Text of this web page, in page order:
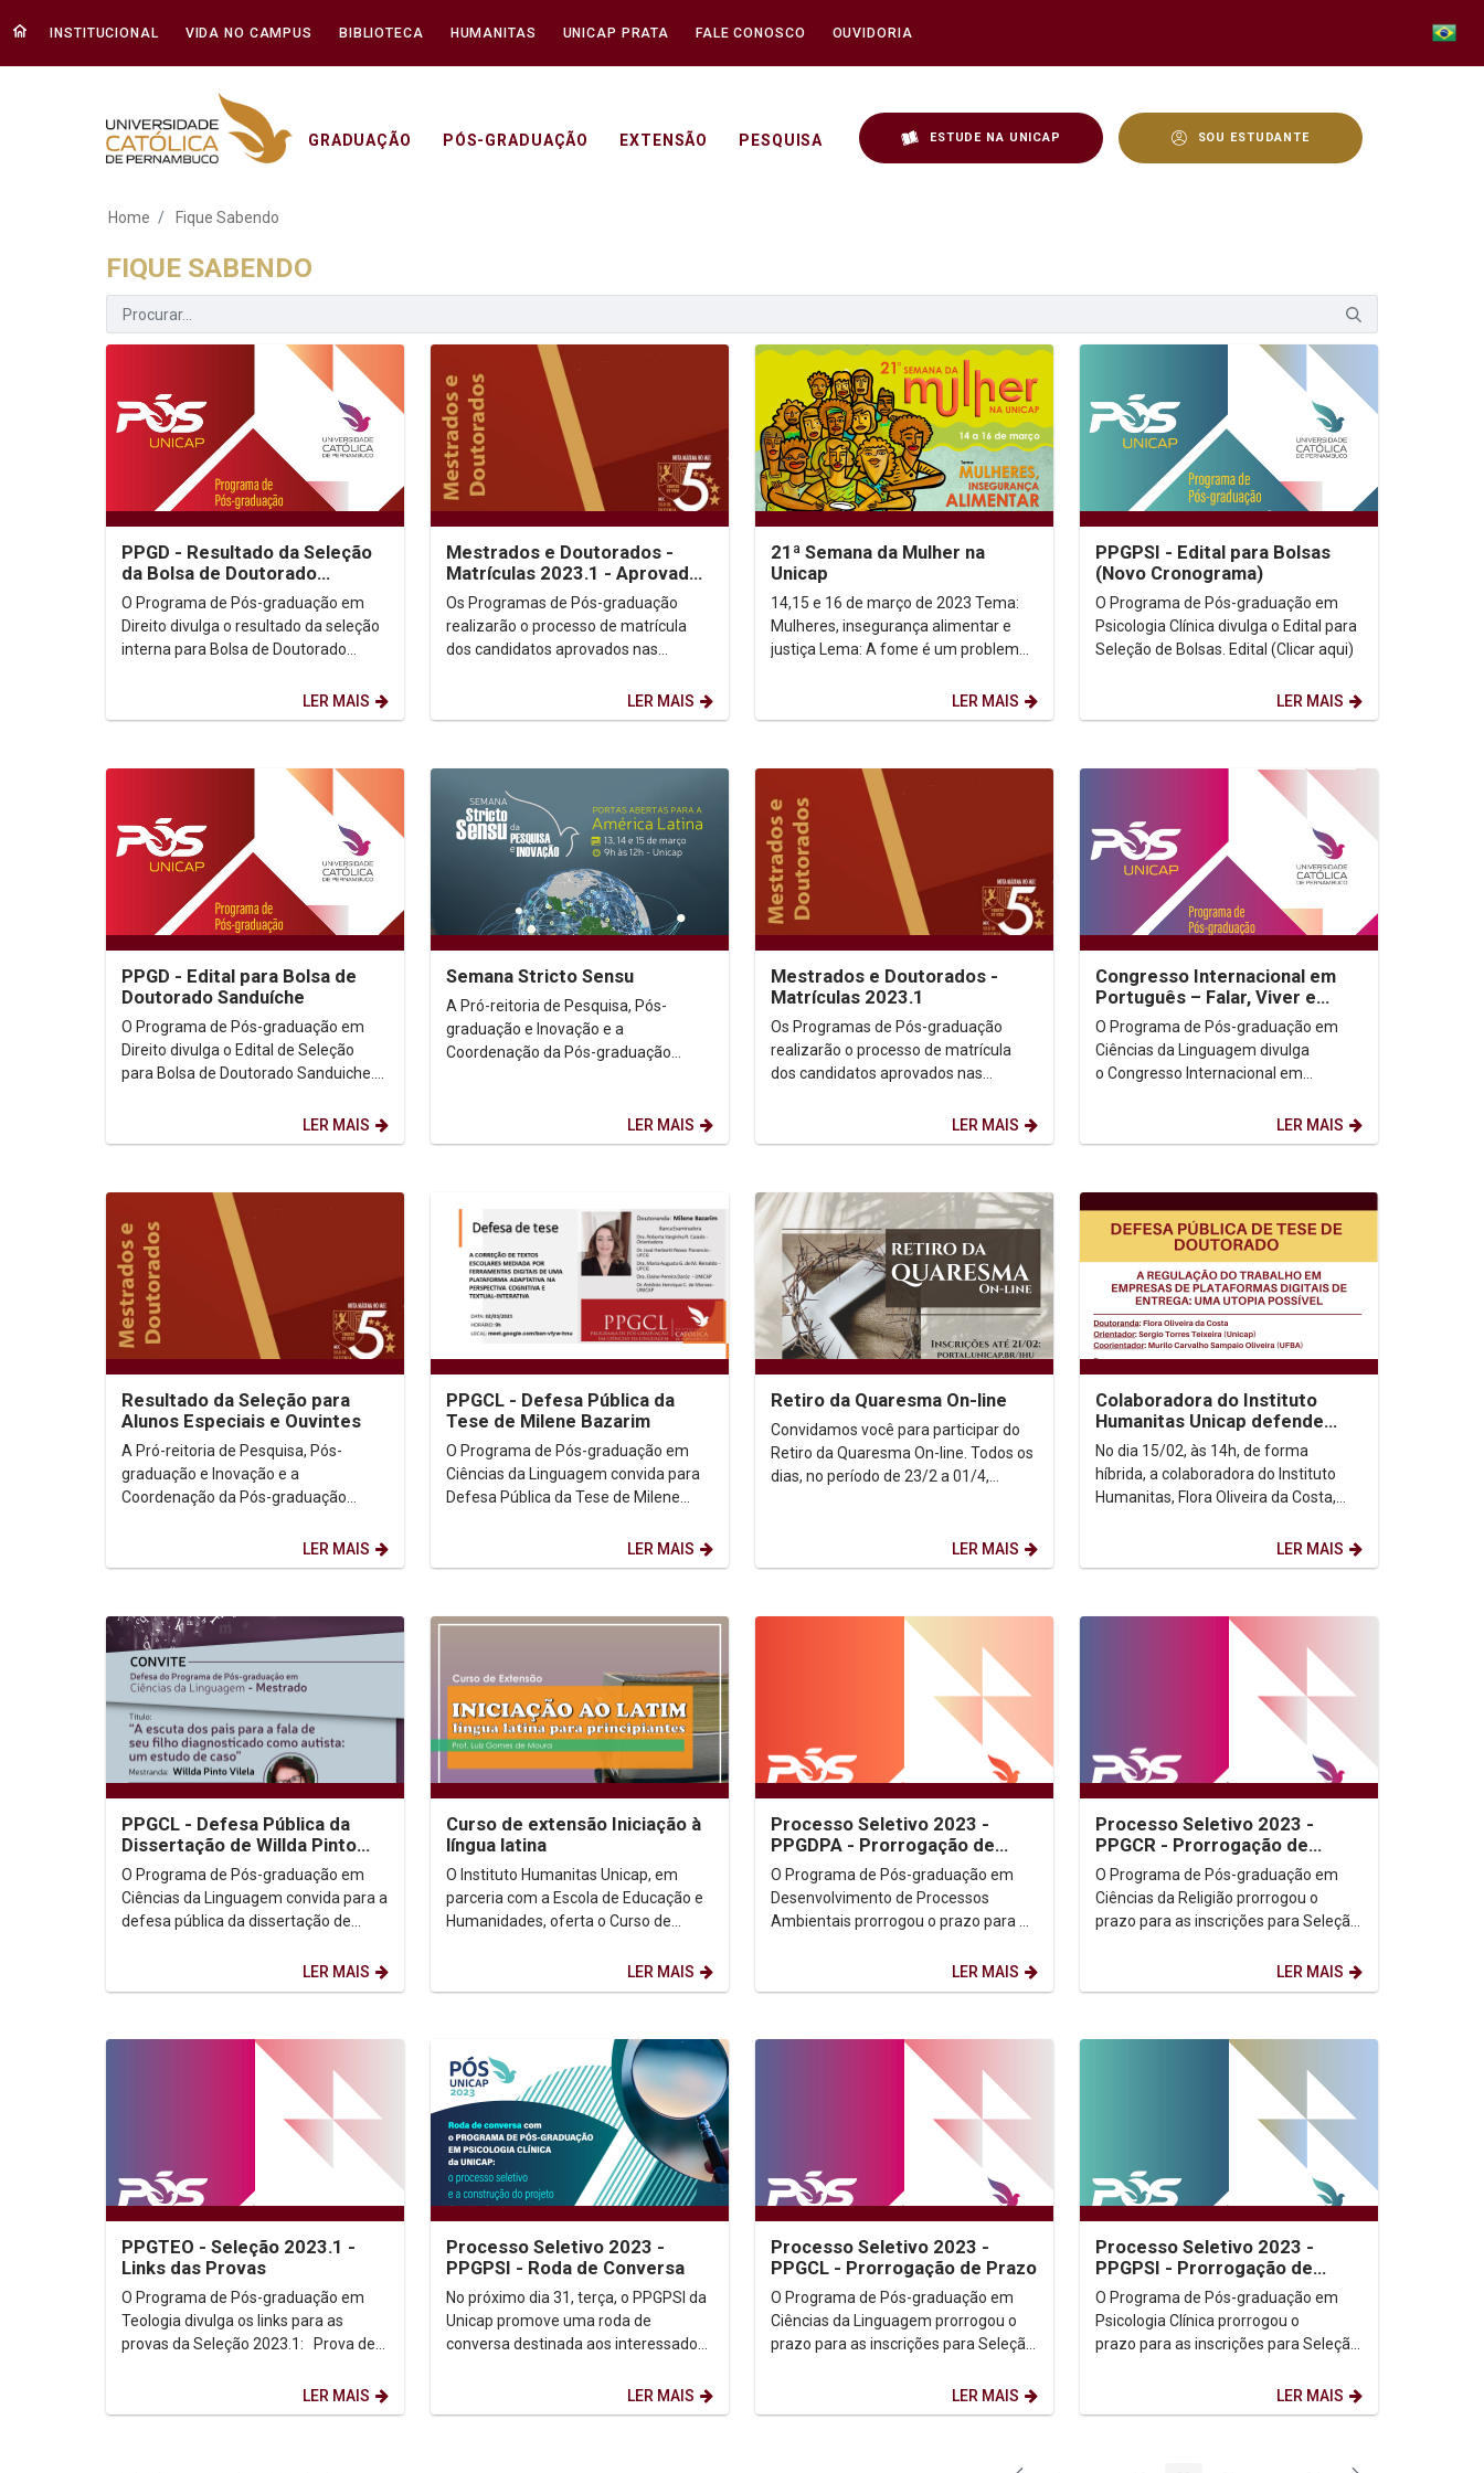
INSTITUCIONAL VIDA NO CAMPUS BIBLIOTECA HUMANITAS UNICAP PRATA FALE CONOSCO OUVIDORIA
GRADUAÇÃO PÓS-GRADUAÇÃO EXTENSÃO PESQUISA ESTUDE NA UNICAP SOU ESTUDANTE
Fique Sabendo - Unicap
Home Fique Sabendo
FIQUE SABENDO
PPGD - Resultado da Seleção
da Bolsa de Doutorado
Sanduíche
O Programa de Pós-graduação em
Direito divulga o resultado da seleção
interna para Bolsa de Doutorado
LER MAIS
Mestrados e Doutorados -
Matrículas 2023.1 - Aprovados
em 2023.1
Os Programas de Pós-graduação
realizarão o processo de matrícula
dos candidatos aprovados nas
LER MAIS
21ª Semana da Mulher na
Unicap
14,15 e 16 de março de 2023 Tema:
Mulheres, insegurança alimentar e
justiça Lema: A fome é um problema
LER MAIS
PPGPSI - Edital para Bolsas
(Novo Cronograma)
O Programa de Pós-graduação em
Psicologia Clínica divulga o Edital para
Seleção de Bolsas. Edital (Clicar aqui)
LER MAIS
PPGD - Edital para Bolsa de
Doutorado Sanduíche
O Programa de Pós-graduação em
Direito divulga o Edital de Seleção
para Bolsa de Doutorado Sanduiche.
LER MAIS
Semana Stricto Sensu
A Pró-reitoria de Pesquisa, Pós-
graduação e Inovação e a
Coordenação da Pós-graduação
LER MAIS
Mestrados e Doutorados -
Matrículas 2023.1
Os Programas de Pós-graduação
realizarão o processo de matrícula
dos candidatos aprovados nas
LER MAIS
Congresso Internacional em
Português – Falar, Viver e
Pensar no Século XXI
O Programa de Pós-graduação em
Ciências da Linguagem divulga
o Congresso Internacional em
Século XXI. Informações:...LER MAIS
Resultado da Seleção para
Alunos Especiais e Ouvintes
A Pró-reitoria de Pesquisa, Pós-
graduação e Inovação e a
Coordenação da Pós-graduação
realizadas para seleção para Aluno...
LER MAIS
PPGCL - Defesa Pública da
Tese de Milene Bazarim
O Programa de Pós-graduação em
Ciências da Linguagem convida para
Defesa Pública da Tese de Milene
LER MAIS
Retiro da Quaresma On-line
Convidamos você para participar do
Retiro da Quaresma On-line. Todos os
dias, no período de 23/2 a 01/4,
LER MAIS
Colaboradora do Instituto
Humanitas Unicap defende
tese de doutorado em direito
No dia 15/02, às 14h, de forma
híbrida, a colaboradora do Instituto
Humanitas, Flora Oliveira da Costa,
LER MAIS
PPGCL - Defesa Pública da
Dissertação de Willda Pinto
Vilela
O Programa de Pós-graduação em
Ciências da Linguagem convida para a
defesa pública da dissertação de
LER MAIS
Curso de extensão Iniciação à
língua latina
O Instituto Humanitas Unicap, em
parceria com a Escola de Educação e
Humanidades, oferta o Curso de
LER MAIS
Processo Seletivo 2023 -
PPGDPA - Prorrogação de
Prazo - Novas Bolsas da
CAPES
O Programa de Pós-graduação em
Desenvolvimento de Processos
Ambientais prorrogou o prazo para as
LER MAIS
Processo Seletivo 2023 -
PPGCR - Prorrogação de
Prazo
O Programa de Pós-graduação em
Ciências da Religião prorrogou o
prazo para as inscrições para Seleção
LER MAIS
PPGTEO - Seleção 2023.1 -
Links das Provas
O Programa de Pós-graduação em
Teologia divulga os links para as
provas da Seleção 2023.1: Prova de
LER MAIS
Processo Seletivo 2023 -
PPGPSI - Roda de Conversa
No próximo dia 31, terça, o PPGPSI da
Unicap promove uma roda de
conversa destinada aos interessados
LER MAIS
Processo Seletivo 2023 -
PPGCL - Prorrogação de Prazo
O Programa de Pós-graduação em
Ciências da Linguagem prorrogou o
prazo para as inscrições para Seleção
LER MAIS
Processo Seletivo 2023 -
PPGPSI - Prorrogação de
Prazo
O Programa de Pós-graduação em
Psicologia Clínica prorrogou o
prazo para as inscrições para Seleção
LER MAIS